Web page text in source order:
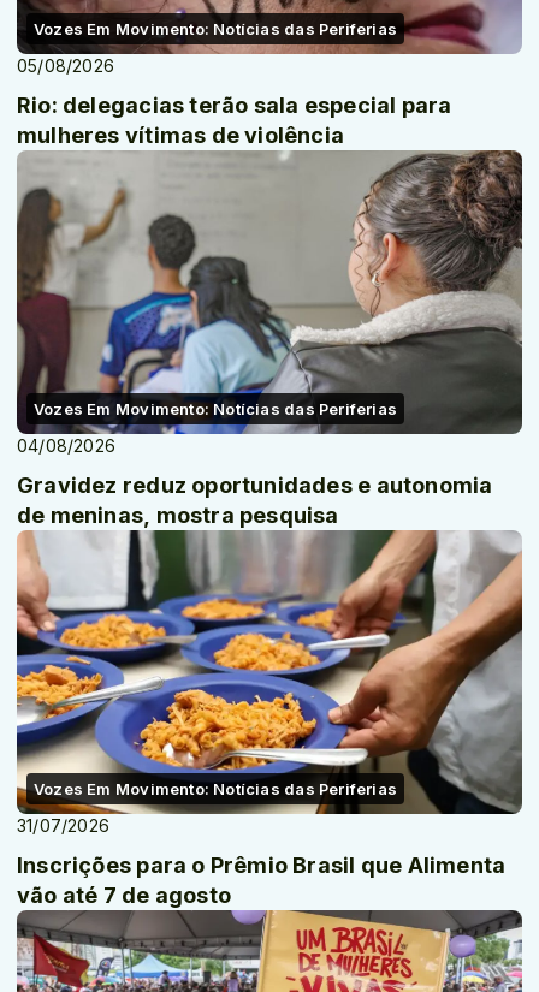
Vozes Em Movimento: Notícias das Periferias
05/08/2026
Rio: delegacias terão sala especial para
mulheres vítimas de violência
Vozes Em Movimento: Notícias das Periferias
04/08/2026
Gravidez reduz oportunidades e autonomia
de meninas, mostra pesquisa
Vozes Em Movimento: Notícias das Periferias
31/07/2026
Inscrições para o Prêmio Brasil que Alimenta
vão até 7 de agosto